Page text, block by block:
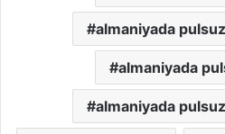
almaniyada
almaniyada
almaniyada